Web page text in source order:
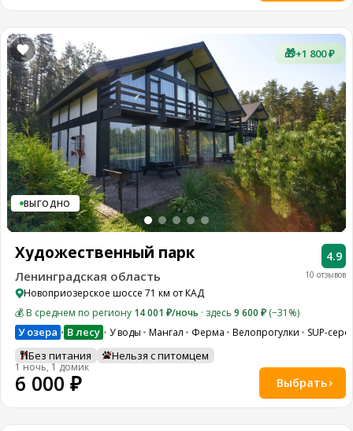
🎁+1 800 ₽
ВЫГОДНО
10 отзывов
4.9
Художественный парк
Ленинградская область
Новоприозерское шоссе 71 км от КАД
💰 В среднем по региону 14 001 ₽/ночь · здесь 9 600 ₽ (−31%)
У озера • В лесу У воды Мангал Ферма Велопрогулки SUP-серф
Без питания Нельзя с питомцем
1 ночь, 1 домик
6 000 ₽ Выбрать